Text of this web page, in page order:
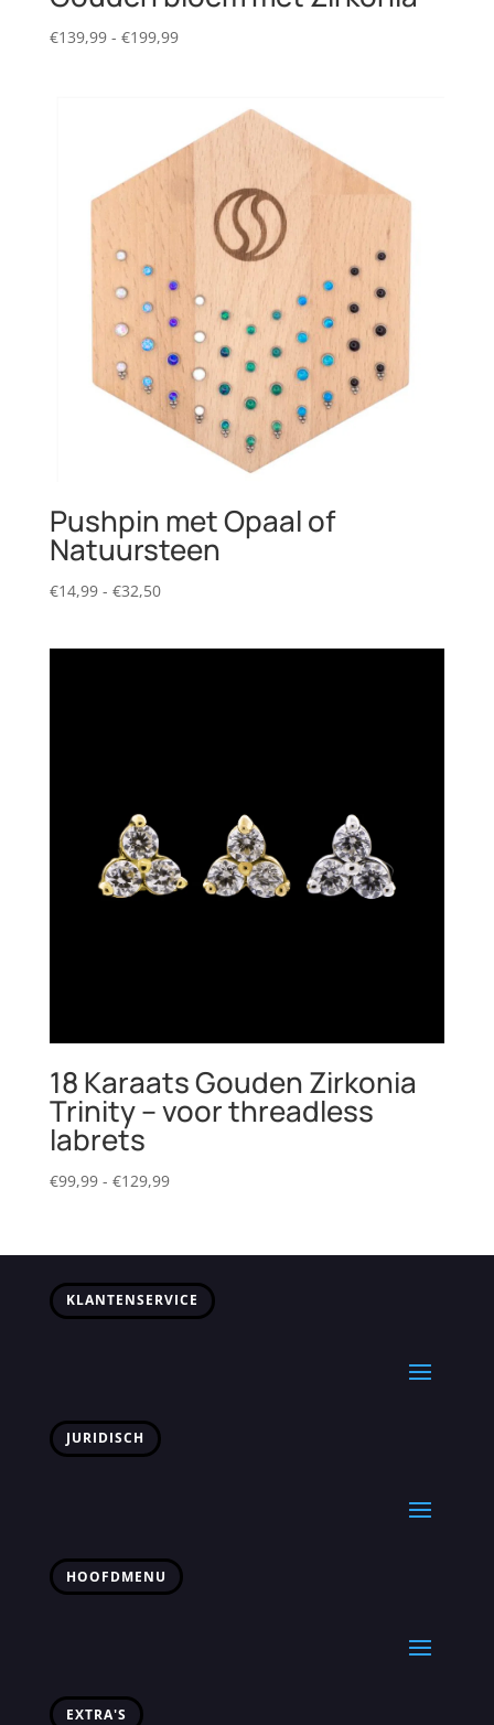
€139,99 - €199,99Prijsklasse:
Pushpin met Opaal of
Natuursteen
€14,99 - €32,50Prijsklasse:
18 Karaats Gouden Zirkonia
Trinity – voor threadless
labrets
€99,99 - €129,99Prijsklasse:
€129,99
KLANTENSERVICE
JURIDISCH
HOOFDMENU
EXTRA'S